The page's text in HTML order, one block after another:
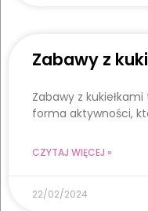
Zabawy z
Zabawy z
forma aktywności,
CZYTAJ WIĘCEJ »
22/02/2024